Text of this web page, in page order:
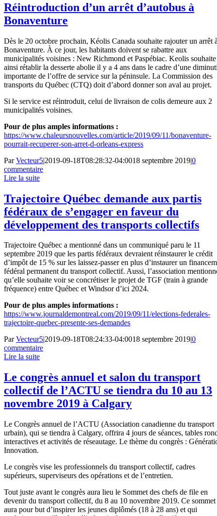
Réintroduction d’un arrêt d’autobus à
Bonaventure
Dès le 20 octobre prochain, Kéolis Canada souhaite rajouter un arrêt
Bonaventure. À ce jour, les habitants doivent se rabattre aux
municipalités voisines : New Richmond et Paspébiac. Keolis souhaite
ainsi rétablir la desserte abolie il y a 4 ans dans le cadre d’une
importante de l’offre de service sur la péninsule. La Commission des
transports du Québec (CTQ) doit d’abord donner son aval au projet.
Si le service est réintroduit, celui de livraison de colis demeure aux 2
municipalités voisines.
Pour de plus amples informations :
https://www.chaleursnouvelles.com/article/2019/09/11/bonaventure-
pourrait-recuperer-son-arret-d-orleans-express
ParVecteur5|2019-09-18T08:28:32-04:0018 septembre 2019|0
commentaire
Lire la suite
Trajectoire Québec demande aux partis
fédéraux de s’engager en faveur du
développement des transports collectifs
Trajectoire Québec a mentionné dans un communiqué paru le 11
septembre 2019 que les partis fédéraux devraient réinstaurer le crédit
d’impôt de 15 % sur les laissez-passer en plus d’instaurer un
fédéral permanent du transport collectif. Aussi, l’association
qu’elle souhaite voir se concrétiser le projet de TGF (train à grande
fréquence) entre Québec et Windsor d’ici 2024.
Pour de plus amples informations :
https://www.journaldemontreal.com/2019/09/11/elections-federales-
trajectoire-quebec-presente-ses-demandes
ParVecteur5|2019-09-18T08:24:33-04:0018 septembre 2019|0
commentaire
Lire la suite
Le congrès annuel et salon du transport
collectif de l’ACTU se tiendra du 10 au 13
novembre 2019 à Calgary
Le Congrès annuel de l’ACTU (Association canadienne du transport
urbain), qui se tiendra à Calgary, offrira 4 jours de séances, tables
interactives et activités de réseautage. Le thème du congrès :
Innovation.
Le congrès vise les professionnels du transport collectif, cadres
supérieurs, superviseurs des opérations et de l’entretien.
Tout juste avant le congrès aura lieu le Sommet des chefs de file en
devenir du transport collectif, du 8 au 10 novembre 2019. Ce sommet
aura pour but d’inspirer les jeunes diplômés (18 à 28 ans) et qui